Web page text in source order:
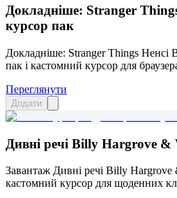
Докладніше: Stranger
курсор пак
Докладніше: Stranger Things Ненсі
пак і кастомний курсор для
Переглянути
Додати
Дивні речі Billy Hargrove &
Завантаж Дивні речі Billy Hargrove
кастомний курсор для щоденних